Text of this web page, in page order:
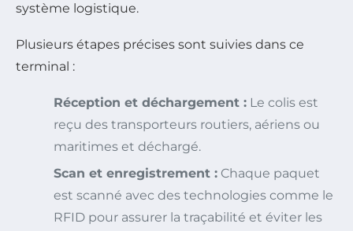
système logistique.
Plusieurs étapes précises sont suivies dans ce
terminal :
Réception et déchargement : Le colis est
reçu des transporteurs routiers, aériens ou
maritimes et déchargé.
Scan et enregistrement : Chaque paquet
est scanné avec des technologies comme le
RFID pour assurer la traçabilité et éviter les